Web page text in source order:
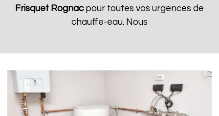
Frisquet Rognacpour toutes vos urgences de
chauffe-eau. Nous